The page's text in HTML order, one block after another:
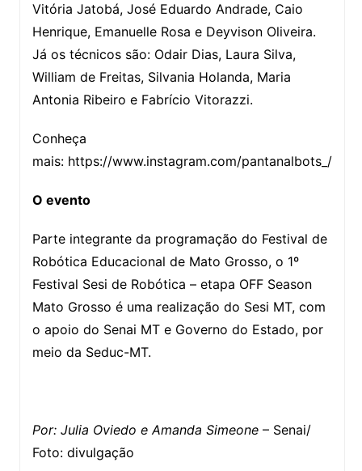
Vitória Jatobá, José Eduardo Andrade, Caio
Henrique, Emanuelle Rosa e Deyvison Oliveira.
Já os técnicos são: Odair Dias, Laura Silva,
William de Freitas, Silvania Holanda, Maria
Antonia Ribeiro e Fabrício Vitorazzi.
Conheça
mais: https://www.instagram.com/pantanalbots_/
O evento
Parte integrante da programação do Festival de
Robótica Educacional de Mato Grosso, o 1º
Festival Sesi de Robótica – etapa OFF Season
Mato Grosso é uma realização do Sesi MT, com
o apoio do Senai MT e Governo do Estado, por
meio da Seduc-MT.
Por: Julia Oviedo e Amanda Simeone– Senai/
Foto: divulgação